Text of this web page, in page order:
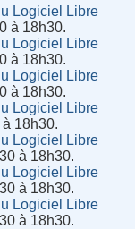
Logiciel Libre
à 18h30.
Logiciel Libre
à 18h30.
Logiciel Libre
à 18h30.
Logiciel Libre
18h30.
Logiciel Libre
à 18h30.
Logiciel Libre
à 18h30.
Logiciel Libre
à 18h30.